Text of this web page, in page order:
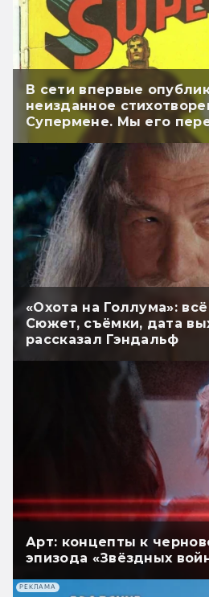
В сети впервые
неизданное
Супермене. Мы его
«Охота на Голлума»:
Сюжет, съёмки, дата
рассказал Гэндальф
Арт: концепты к
эпизода «Звёздных
РЕКЛАМА